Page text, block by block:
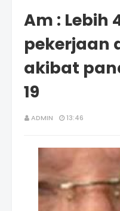
Am : Lebih
pekerjaan
akibat
19
ADMIN 13:46